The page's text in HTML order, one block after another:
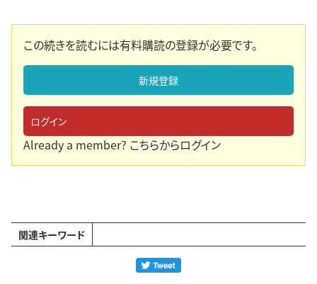
この続きを読むには有料購読の登録が必要です。
新規登録
ログイン
Already a member? こちらからログイン
関連キーワード